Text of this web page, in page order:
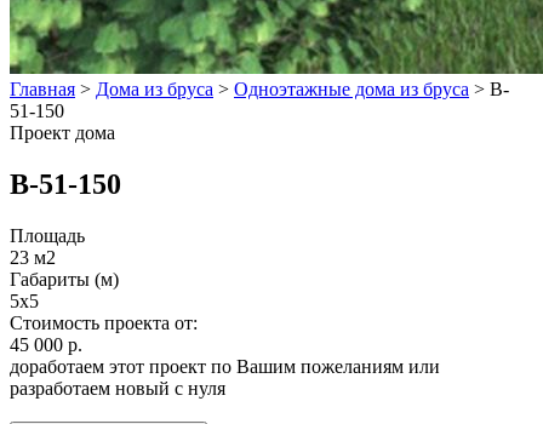
Главная > Дома из бруса > Одноэтажные дома из бруса > B-
51-150
Проект дома
B-51-150
Площадь
23 м2
Габариты (м)
5х5
Стоимость проекта от:
45 000 р.
доработаем этот проект по Вашим пожеланиям или
разработаем новый с нуля